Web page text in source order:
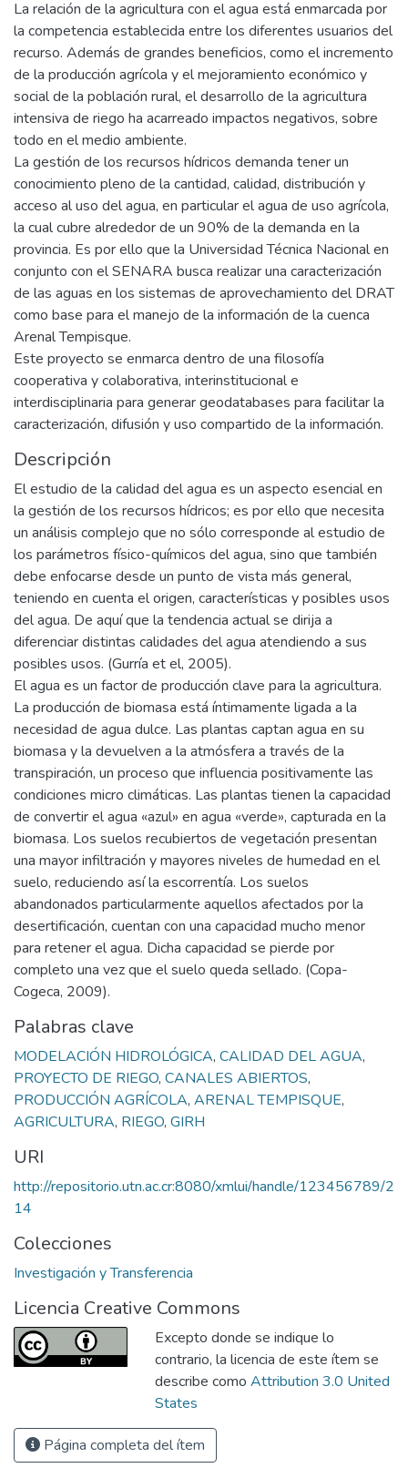
La relación de la agricultura con el agua está enmarcada por
la competencia establecida entre los diferentes usuarios del
recurso. Además de grandes beneficios, como el incremento
de la producción agrícola y el mejoramiento económico y
social de la población rural, el desarrollo de la agricultura
intensiva de riego ha acarreado impactos negativos, sobre
todo en el medio ambiente.
La gestión de los recursos hídricos demanda tener un
conocimiento pleno de la cantidad, calidad, distribución y
acceso al uso del agua, en particular el agua de uso agrícola,
la cual cubre alrededor de un 90% de la demanda en la
provincia. Es por ello que la Universidad Técnica Nacional en
conjunto con el SENARA busca realizar una caracterización
de las aguas en los sistemas de aprovechamiento del DRAT
como base para el manejo de la información de la cuenca
Arenal Tempisque.
Este proyecto se enmarca dentro de una filosofía
cooperativa y colaborativa, interinstitucional e
interdisciplinaria para generar geodatabases para facilitar la
caracterización, difusión y uso compartido de la información.
Descripción
El estudio de la calidad del agua es un aspecto esencial en
la gestión de los recursos hídricos; es por ello que necesita
un análisis complejo que no sólo corresponde al estudio de
los parámetros físico-químicos del agua, sino que también
debe enfocarse desde un punto de vista más general,
teniendo en cuenta el origen, características y posibles usos
del agua. De aquí que la tendencia actual se dirija a
diferenciar distintas calidades del agua atendiendo a sus
posibles usos. (Gurría et el, 2005).
El agua es un factor de producción clave para la agricultura.
La producción de biomasa está íntimamente ligada a la
necesidad de agua dulce. Las plantas captan agua en su
biomasa y la devuelven a la atmósfera a través de la
transpiración, un proceso que influencia positivamente las
condiciones micro climáticas. Las plantas tienen la capacidad
de convertir el agua «azul» en agua «verde», capturada en la
biomasa. Los suelos recubiertos de vegetación presentan
una mayor infiltración y mayores niveles de humedad en el
suelo, reduciendo así la escorrentía. Los suelos
abandonados particularmente aquellos afectados por la
desertificación, cuentan con una capacidad mucho menor
para retener el agua. Dicha capacidad se pierde por
completo una vez que el suelo queda sellado. (Copa-
Cogeca, 2009).
Palabras clave
MODELACIÓN HIDROLÓGICA, CALIDAD DEL AGUA,
PROYECTO DE RIEGO, CANALES ABIERTOS,
PRODUCCIÓN AGRÍCOLA, ARENAL TEMPISQUE,
AGRICULTURA, RIEGO, GIRH
URI
http://repositorio.utn.ac.cr:8080/xmlui/handle/123456789/2
14
Colecciones
Investigación y Transferencia
Licencia Creative Commons
Excepto donde se indique lo
contrario, la licencia de este ítem se
describe como Attribution 3.0 United
States
Página completa del ítem